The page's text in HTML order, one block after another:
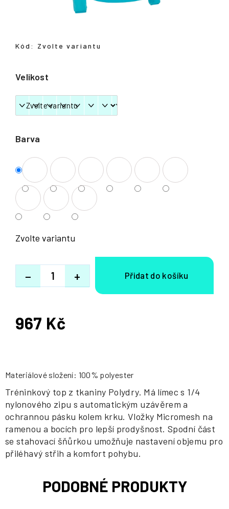
Barva
Velikost
Zvolte variantu
+
−
Kód: Zvolte variantu
967 Kč
Měrná
Materiálové složení: 100% polyester
Tréninkový top z tkaniny Polydry. Má límec s 1/4
nylonového zipu s automatickým uzávěrem a
ochrannou pásku kolem krku. Vložky Micromesh na
ramenou a bocích pro lepší prodyšnost. Spodní část
se stahovací šňůrkou umožňuje nastavení objemu pro
přiléhavý střih a komfort pohybu.